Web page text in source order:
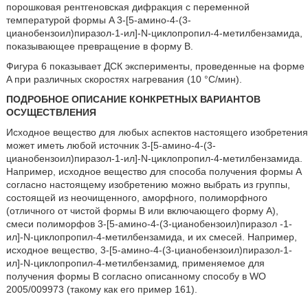
порошковая рентгеновская дифракция с переменной
температурой формы A 3-[5-амино-4-(3-
цианобензоил)пиразол-1-ил]-N-циклопропил-4-метилбензамида,
показывающее превращение в форму B.
Фигура 6 показывает ДСК эксперименты, проведенные на форме
A при различных скоростях нагревания (10 °C/мин).
ПОДРОБНОЕ ОПИСАНИЕ КОНКРЕТНЫХ ВАРИАНТОВ
ОСУЩЕСТВЛЕНИЯ
Исходное вещество для любых аспектов настоящего изобретения
может иметь любой источник 3-[5-амино-4-(3-
цианобензоил)пиразол-1-ил]-N-циклопропил-4-метилбензамида.
Например, исходное вещество для способа получения формы A
согласно настоящему изобретению можно выбрать из группы,
состоящей из неочищенного, аморфного, полиморфного
(отличного от чистой формы B или включающего форму A),
смеси полиморфов 3-[5-амино-4-(3-цианобензоил)пиразол -1-
ил]-N-циклопропил-4-метилбензамида, и их смесей. Например,
исходное вещество, 3-[5-амино-4-(3-цианобензоил)пиразол-1-
ил]-N-циклопропил-4-метилбензамид, применяемое для
получения формы B согласно описанному способу в WO
2005/009973 (такому как его пример 161).